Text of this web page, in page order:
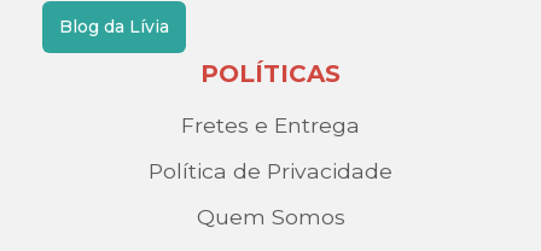
Blog da Lívia
POLÍTICAS
Fretes e Entrega
Política de Privacidade
Quem Somos